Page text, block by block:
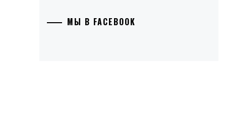
МЫ В FACEBOOK